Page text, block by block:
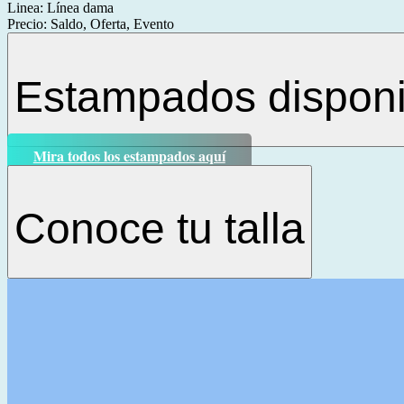
Linea: Línea dama
Precio: Saldo, Oferta, Evento
Estampados
Mira todos los estampados aquí
Conoce tu talla